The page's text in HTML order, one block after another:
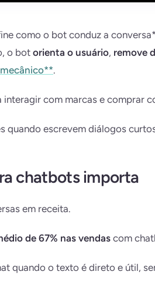
como o bot conduz a
o botorienta o usuário, remove
.
com marcas e comprar
quando escrevem diálogos
chatbots importa
em receita.
de 67% nas vendas com
quando o texto é direto e útil,